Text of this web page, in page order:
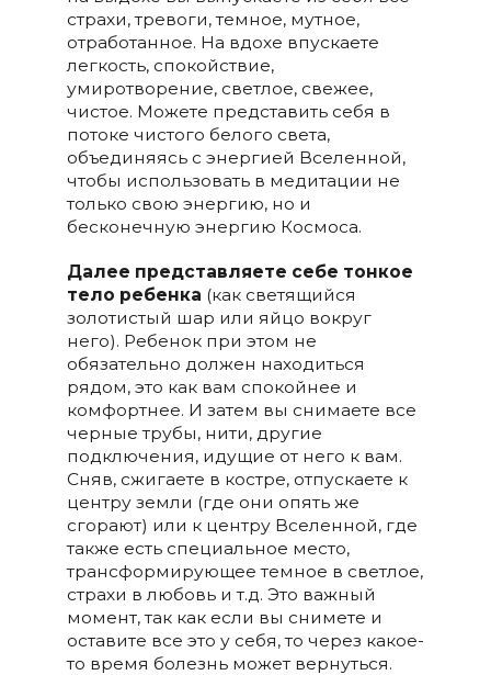
страхи, тревоги, темное, мутное,
отработанное. На вдохе впускаете
легкость, спокойствие,
умиротворение, светлое, свежее,
чистое. Можете представить себя в
потоке чистого белого света,
объединяясь с энергией Вселенной,
чтобы использовать в медитации не
только свою энергию, но и
бесконечную энергию Космоса.
Далее представляете себе тонкое
тело ребенка (как светящийся
золотистый шар или яйцо вокруг
него). Ребенок при этом не
обязательно должен находиться
рядом, это как вам спокойнее и
комфортнее. И затем вы снимаете все
черные трубы, нити, другие
подключения, идущие от него к вам.
Сняв, сжигаете в костре, отпускаете к
центру земли (где они опять же
сгорают) или к центру Вселенной, где
также есть специальное место,
трансформирующее темное в светлое,
страхи в любовь и т.д. Это важный
момент, так как если вы снимете и
оставите все это у себя, то через какое-
то время болезнь может вернуться.